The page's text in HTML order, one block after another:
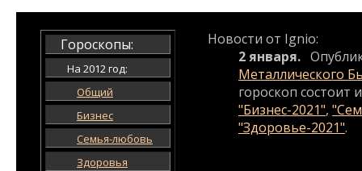
Гороскопы:
На 2012 год:
Общий
Бизнес
Семья-любовь
Здоровья
Новости от Ignio:
2 января.
Металлического
гороскоп состоит
"Бизнес-2021",
"Здоровье-2021".